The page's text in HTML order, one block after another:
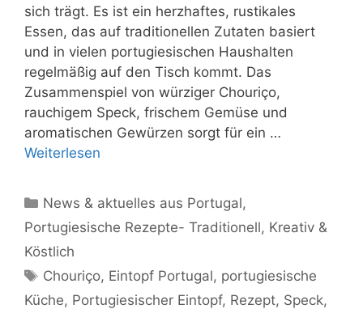
sich trägt. Es ist ein herzhaftes, rustikales
Essen, das auf traditionellen Zutaten basiert
und in vielen portugiesischen Haushalten
regelmäßig auf den Tisch kommt. Das
Zusammenspiel von würziger Chouriço,
rauchigem Speck, frischem Gemüse und
aromatischen Gewürzen sorgt für ein …
Weiterlesen
Kategorien
News & aktuelles aus Portugal,
Portugiesische Rezepte- Traditionell, Kreativ &
Köstlich
Schlagwörter
Chouriço, Eintopf Portugal, portugiesische
Küche, Portugiesischer Eintopf, Rezept, Speck,